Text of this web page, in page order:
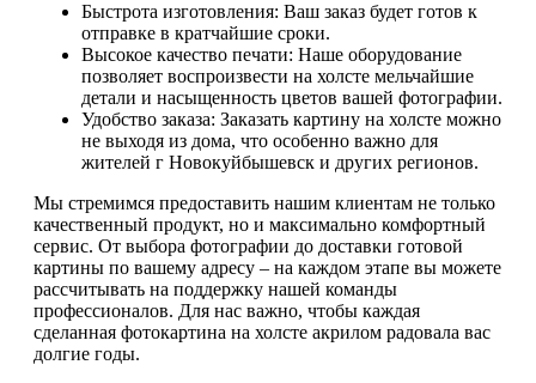
Быстрота изготовления: Ваш заказ будет готов к
отправке в кратчайшие сроки.
Высокое качество печати: Наше оборудование
позволяет воспроизвести на холсте мельчайшие
детали и насыщенность цветов вашей фотографии.
Удобство заказа: Заказать картину на холсте можно
не выходя из дома, что особенно важно для
жителей г Новокуйбышевск и других регионов.
Мы стремимся предоставить нашим клиентам не только
качественный продукт, но и максимально комфортный
сервис. От выбора фотографии до доставки готовой
картины по вашему адресу – на каждом этапе вы можете
рассчитывать на поддержку нашей команды
профессионалов. Для нас важно, чтобы каждая
сделанная фотокартина на холсте акрилом радовала вас
долгие годы.